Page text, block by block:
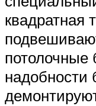
квадратная
потолочные
надобности